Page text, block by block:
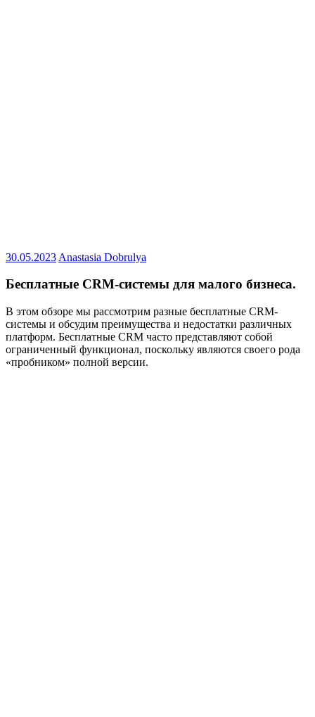
30.05.2023 Anastasia Dobrulya
Бесплатные CRM-системы для малого бизнеса.
В этом обзоре мы рассмотрим разные бесплатные CRM-
системы и обсудим преимущества и недостатки различных
платформ. Бесплатные CRM часто представляют собой
ограниченный функционал, поскольку являются своего рода
«пробником» полной версии.